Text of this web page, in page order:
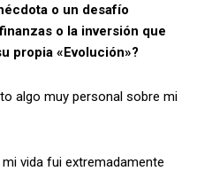
o un desafío
o la inversión que
propia «Evolución»?
algo muy personal sobre mi
vida fui extremadamente